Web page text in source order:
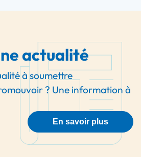
actualité
à soumettre
? Une information à
En savoir plus